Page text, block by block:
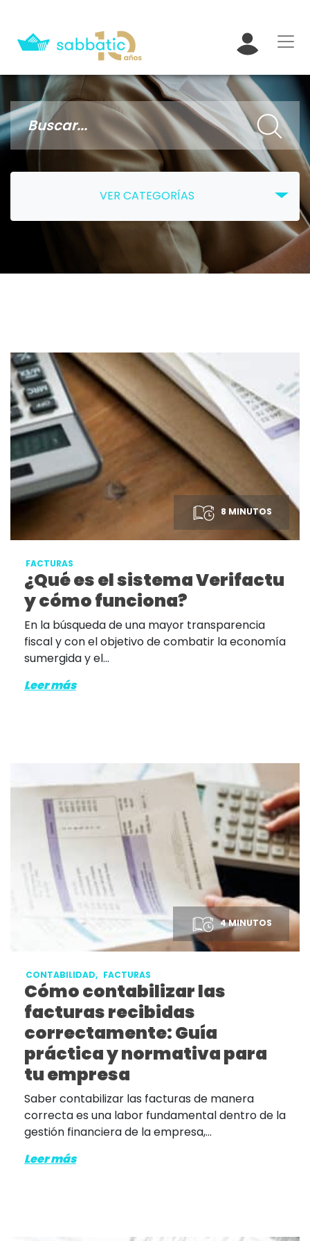
VER CATEGORÍAS
8 MINUTOS
FACTURAS
¿Qué es el sistema Verifactu
y cómo funciona?
En la búsqueda de una mayor transparencia
fiscal y con el objetivo de combatir la economía
sumergida y el...
Leer más
4 MINUTOS
CONTABILIDAD, FACTURAS
Cómo contabilizar las
facturas recibidas
correctamente: Guía
práctica y normativa para
tu empresa
Saber contabilizar las facturas de manera
correcta es una labor fundamental dentro de la
gestión financiera de la empresa,...
Leer más